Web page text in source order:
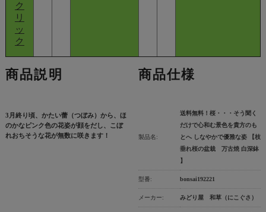
ク
リ
ッ
ク
商品説明
3月終り頃、かたい蕾（つぼみ）から、ほ
のかなピンク色の花姿が顔をだし、こぼ
れおちそうな花が無数に咲きます！
商品仕様
製品名:
送料無料！桜・・・そう聞く
だけで心和む景色を貴方のも
とへ しなやかで優雅な姿 【枝
垂れ桜の盆栽 万古焼 白深鉢
】
型番: bonsai192221
メーカー: みどり屋 和草（にこぐさ）